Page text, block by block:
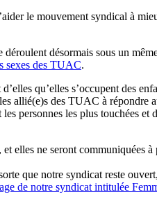
le mouvement syndical à
désormais sous un
sexes des TUAC.
qu’elles s’occupent des
allié(e)s des TUAC à répondre
personnes les plus touchées et
elles ne seront communiquées à
que notre syndicat reste
de notre syndicat intitulée